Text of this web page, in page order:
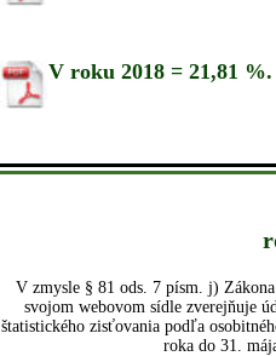
V roku 2018 = 21,81 %.
V zmysle § 81 ods. 7 písm. j)
svojom webovom sídle zverejňuje
štatistického zisťovania podľa
roka do 31.